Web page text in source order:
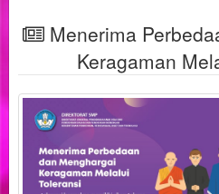
Menerima
Keragaman